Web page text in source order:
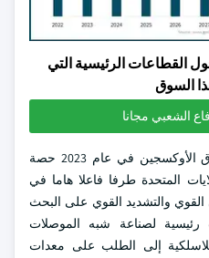
القطاعات الرئيسية التي
السوق
الشعبي مجانا
وفي أمريكا الشمالية، تمثل سوق الأوكسجين في عام 2023 حصة
الولايات المتحدة طرفا فاعلا هاما في
والتشديد القوي على البحث
لصناعة شبه الموصلات
إلى الطلب على معدات